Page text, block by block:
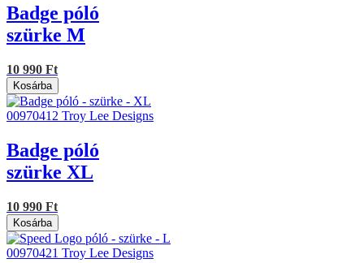
Badge póló
szürke M
10 990 Ft
Kosárba
00970412 Troy Lee Designs
Badge póló
szürke XL
10 990 Ft
Kosárba
00970421 Troy Lee Designs